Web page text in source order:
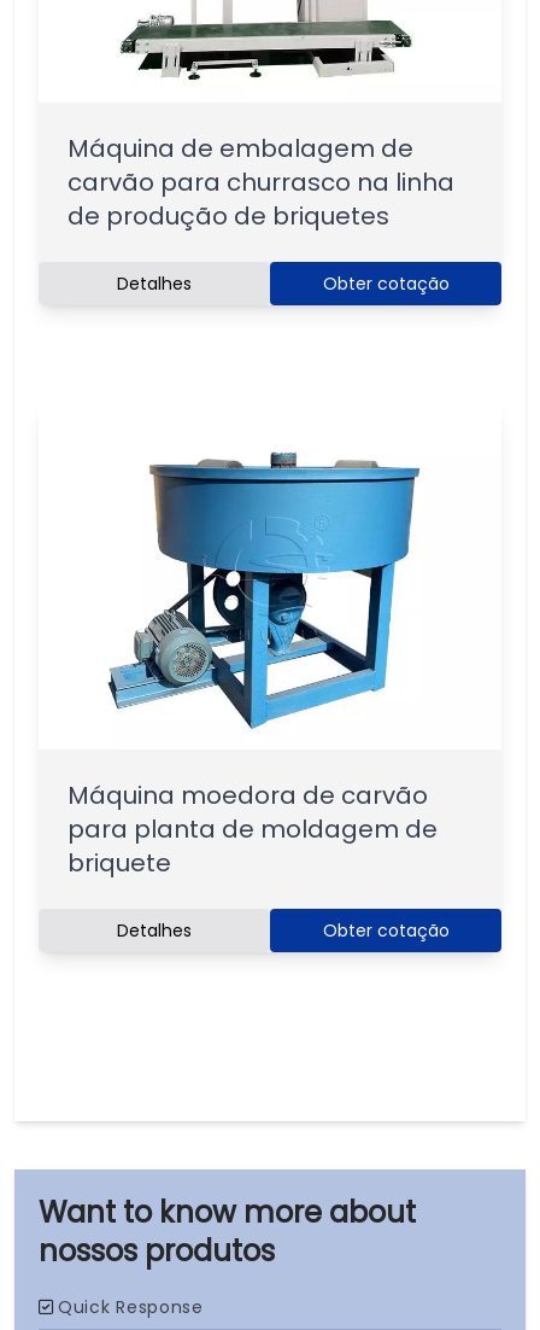
nossos produtos
Máquina de embalagem de
carvão para churrasco na linha
de produção de briquetes
Detalhes Obter cotação
Máquina moedora de carvão
para planta de moldagem de
briquete
Detalhes Obter cotação